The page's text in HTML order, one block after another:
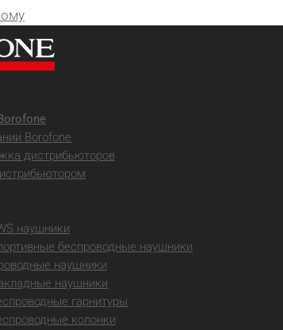
Borofone
дистрибьюторов
наушники
беспроводные наушники
наушники
наушники
гарнитуры
колонки